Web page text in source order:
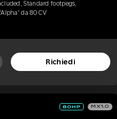
Standard footpegs,
da 80 CV
Richiedi
MX1.0